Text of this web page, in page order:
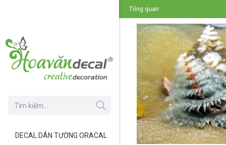
DECAL DÁN TƯỜNG ORACAL
Tổng quan